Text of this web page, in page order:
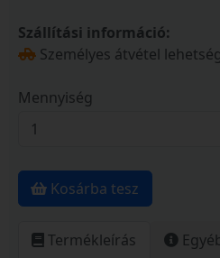
Szállítási információ:
Személyes átvétel
Mennyiség
Kosárba tesz
Termékleírás